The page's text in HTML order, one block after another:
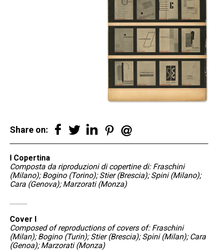
Share on:
I Copertina
Composta da riproduzioni di copertine di: Fraschini
(Milano); Bogino (Torino); Stier (Brescia); Spini (Milano);
Cara (Genova); Marzorati (Monza)
............
Cover I
Composed of reproductions of covers of: Fraschini
(Milan); Bogino (Turin); Stier (Brescia); Spini (Milan); Cara
(Genoa); Marzorati (Monza)